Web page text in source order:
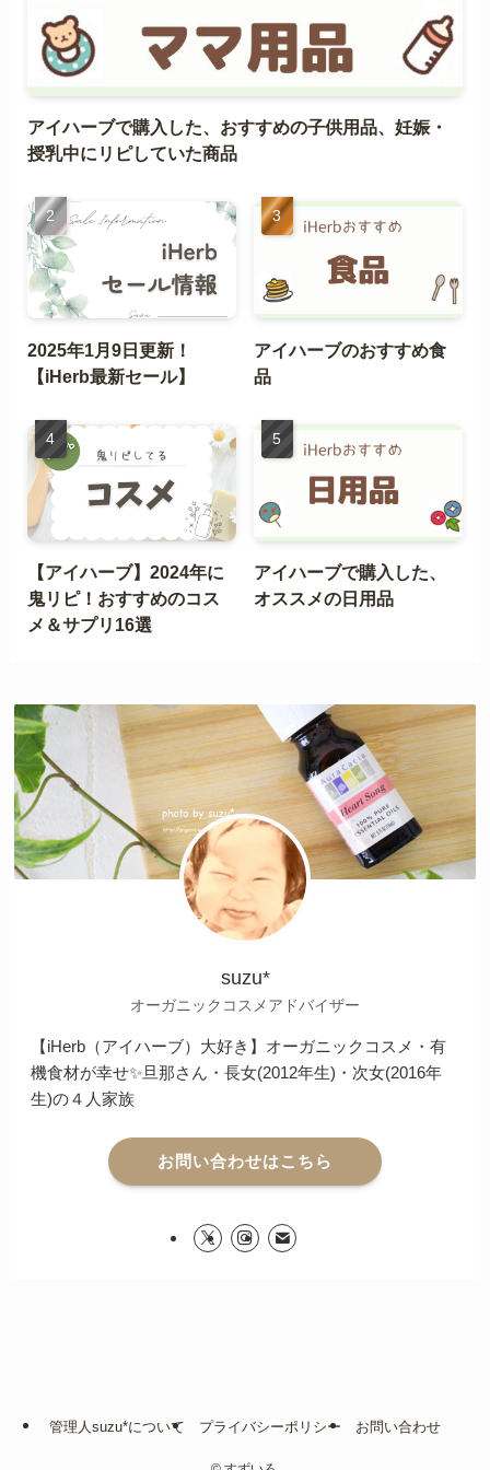
アイハーブで購入した、おすすめの子供用品、妊娠・
授乳中にリピしていた商品
2025年1月9日更新！
【iHerb最新セール】
アイハーブのおすすめ食
品
【アイハーブ】2024年に
鬼リピ！おすすめのコス
メ＆サプリ16選
アイハーブで購入した、
オススメの日用品
suzu*
オーガニックコスメアドバイザー
【iHerb（アイハーブ）大好き】オーガニックコスメ・有
機食材が幸せ✨旦那さん・長女(2012年生)・次女(2016年
生)の４人家族
お問い合わせはこちら
管理人suzu*について プライバシーポリシー お問い合わせ